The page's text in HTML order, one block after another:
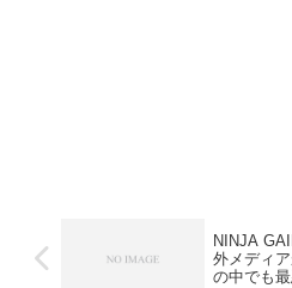
NINJA
外メディ
の中でも最